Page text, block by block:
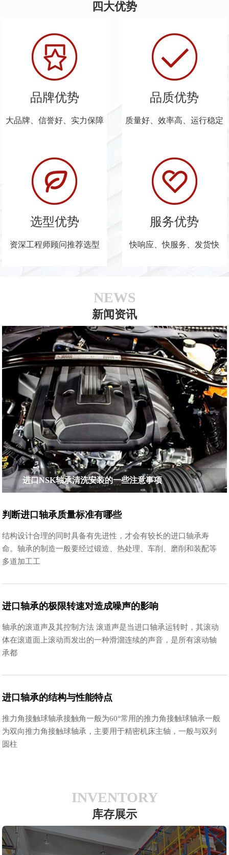
四大优势
品牌优势
大品牌、信誉好、实力保障
品质优势
质量好、效率高、运行稳定
选型优势
资深工程师顾问推荐选型
服务优势
快响应、快服务、发货快
NEWS
新闻资讯
进口NSK轴承清洗安装的一些注意事项
判断进口轴承质量标准有哪些
结构设计合理的同时具备有先进性，才会有较长的进口轴承寿
命。轴承的制造一般要经过锻造、热处理、车削、磨削和装配等
多道加工工
进口轴承的极限转速对造成噪声的影响
轴承的滚道声及其控制方法 滚道声是当进口轴承运转时，其滚动
体在滚道面上滚动而发出的一种滑溜连续的声音，是所有滚动轴
承都
进口轴承的结构与性能特点
推力角接触球轴承接触角一般为60°常用的推力角接触球轴承一般
为双向推力角接触球轴承，主要用于精密机床主轴，一般与双列
圆柱
INVENTORY
库存展示